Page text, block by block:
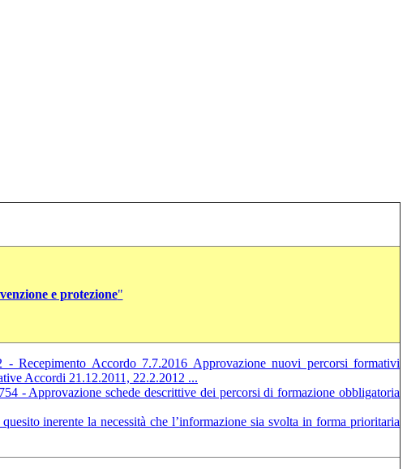
e protezione"
Accordo 7.7.2016 Approvazione nuovi percorsi formativi
Accordi 21.12.2011, 22.2.2012 ...
- Approvazione schede descrittive dei percorsi di formazione obbligatoria
inerente la necessità che l’informazione sia svolta in forma prioritaria